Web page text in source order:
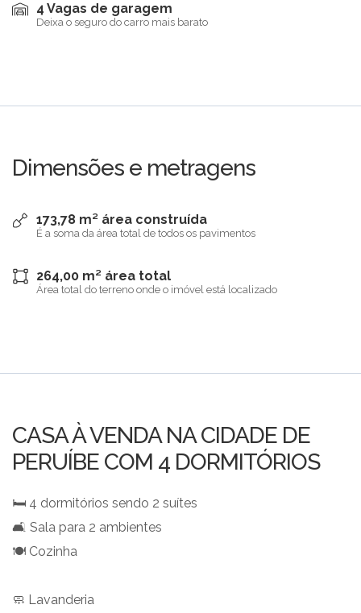
4 Vagas de garagem
Deixa o seguro do carro mais barato
Dimensões e metragens
173,78 m² área construída
É a soma da área total de todos os pavimentos
264,00 m² área total
Área total do terreno onde o imóvel está localizado
CASA À VENDA NA CIDADE DE
PERUÍBE COM 4 DORMITÓRIOS
🛏️ 4 dormitórios sendo 2 suítes
🛋️ Sala para 2 ambientes
🍽️ Cozinha
🧼 Lavanderia